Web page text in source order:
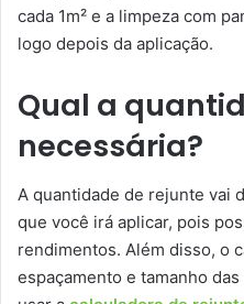
cada 1m² e a limpeza com
logo depois da aplicação.
Qual a
necessária?
A quantidade de rejunte vai
que você irá aplicar, pois
rendimentos. Além disso, o
espaçamento e tamanho